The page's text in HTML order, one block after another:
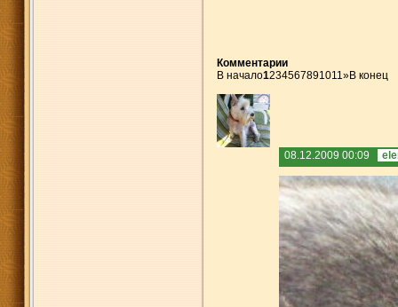
Комментарии
В начало1234567891011»В конец
08.12.2009 00:09